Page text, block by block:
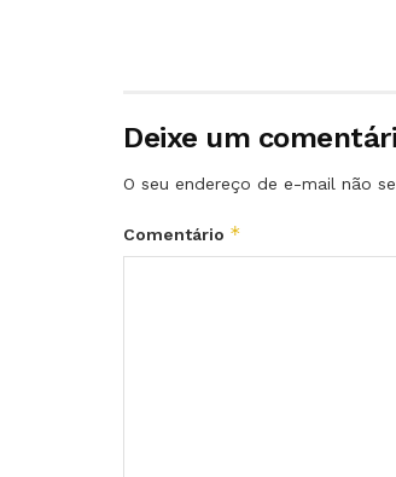
Deixe um
O seu endereço de e-mail não
Comentário *